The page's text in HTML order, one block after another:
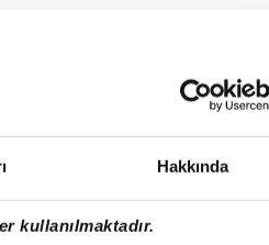
Hakkında
kullanılmaktadır.